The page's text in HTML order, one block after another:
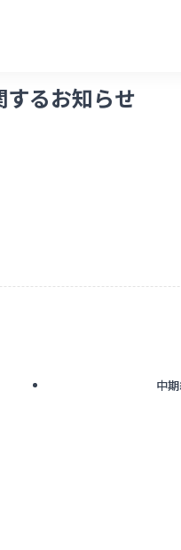
るお知らせ
中